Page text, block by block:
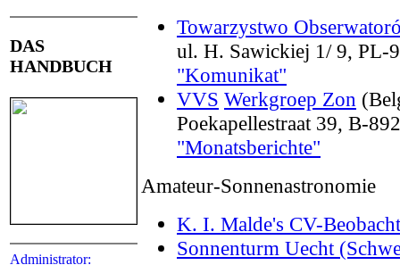
DAS
HANDBUCH
Administrator:
Towarzystwo
ul. H. Sawickiej 1/ 9, PL-
"Komunikat"
VVS Werkgroep Zon
Poekapellestraat 39, B-
"Monatsberichte"
Amateur-Sonnenastronomie
K. I. Malde's CV-
Sonnenturm Uecht